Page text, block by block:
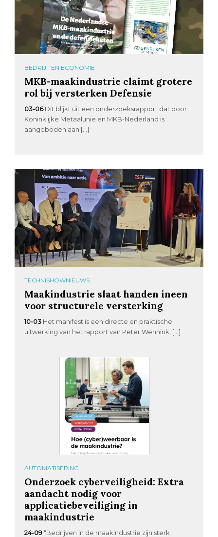
BEDRIJF EN ECONOMIE
MKB-maakindustrie claimt grotere
rol bij versterken Defensie
03-06 Dit blijkt uit een onderzoeksrapport dat door
Koninklijke Metaalunie en MKB-Nederland is
aangeboden aan […]
TECHNISHOWNIEUWS
Maakindustrie slaat handen ineen
voor structurele versterking
10-03 Het manifest is een directe en praktische
uitwerking van het rapport van Peter Wennink, […]
AUTOMATISERING
Onderzoek cyberveiligheid: Extra
aandacht nodig voor
applicatiebeveiliging in
maakindustrie
24-09 “Bedrijven in de maakindustrie zijn sterk